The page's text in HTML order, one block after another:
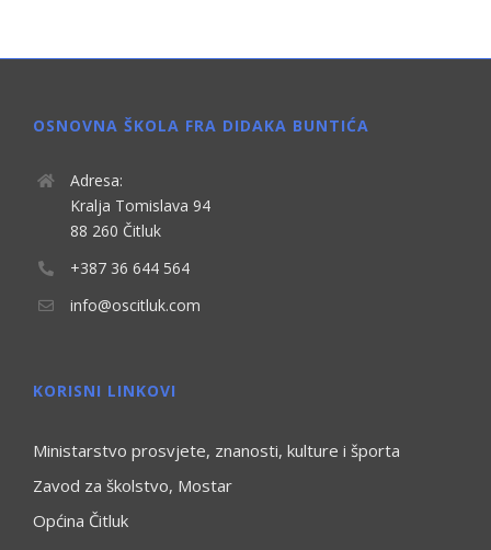
OSNOVNA ŠKOLA FRA DIDAKA BUNTIĆA
Adresa:
Kralja Tomislava 94
88 260 Čitluk
+387 36 644 564
info@oscitluk.com
KORISNI LINKOVI
Ministarstvo prosvjete, znanosti, kulture i športa
Zavod za školstvo, Mostar
Općina Čitluk